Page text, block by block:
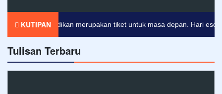
KUTIPAN
Pendidikan merupakan tiket untuk masa depan. Hari esok
Tulisan Terbaru